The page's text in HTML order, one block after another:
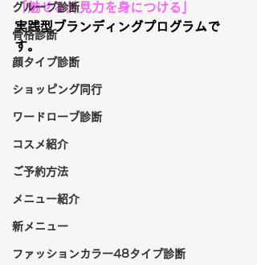
グループ診断
骨格診断
顔タイプ診断
ショッピング同行
ワードローブ診断
コスメ紹介
ご予約方法
メニュー紹介
新メニュー
ファッションカラー48タイプ診断
「魅せる外見力を身につける」
実践型ブランディングプログラムで
す。